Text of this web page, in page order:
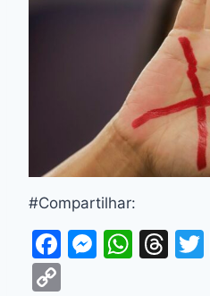
#Compartilhar:
F
M W T